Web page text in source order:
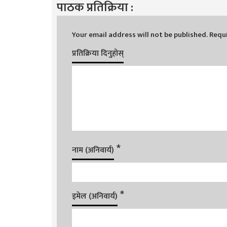
पाठक प्रतिक्रिया :
Your email address will not be published.
प्रतिक्रिया दिनुहोस्
नाम (अनिवार्य) *
इमेल (अनिवार्य) *